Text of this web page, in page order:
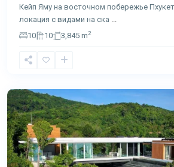
Кейп Яму на восточном побережье
локация с видами на ска
10
10 3,845 m2
Камала,